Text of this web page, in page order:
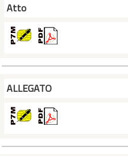
Atto
ALLEGATO